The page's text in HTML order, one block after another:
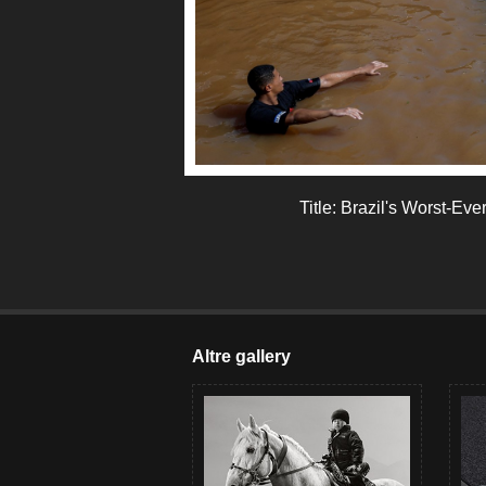
Title: Brazil's Worst-
Altre gallery